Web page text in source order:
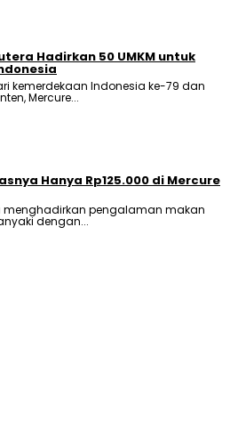
Hadirkan 50 UMKM untuk
kemerdekaan Indonesia ke-79 dan
Mercure...
Hanya Rp125.000 di Mercure
menghadirkan pengalaman makan
dengan...